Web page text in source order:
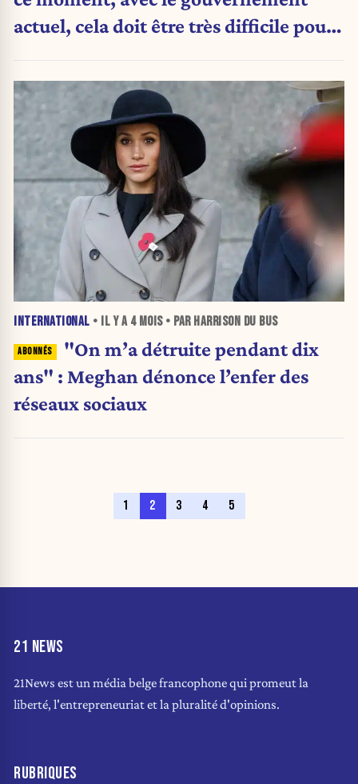
actuel, cela doit être très difficile pour
INTERNATIONAL • IL Y A 4 MOIS• PAR HARRISON DU BUS
"On m’a détruite pendant dix
ans" : Meghan dénonce l’enfer des
réseaux sociaux
1 2 3 4 5
21 NEWS
21News est un média belge francophone qui promeut la
liberté, l'entrepreneuriat et la pluralité d'opinions.
RUBRIQUES